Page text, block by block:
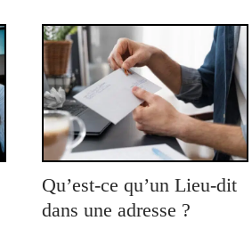
Qu’est-ce qu’un Lieu-dit
dans une adresse ?